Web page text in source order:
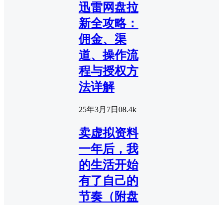
迅雷网盘拉
新全攻略：
佣金、渠
道、操作流
程与授权方
法详解
25年3月7日 08.4k
卖虚拟资料
一年后，我
的生活开始
有了自己的
节奏（附盘